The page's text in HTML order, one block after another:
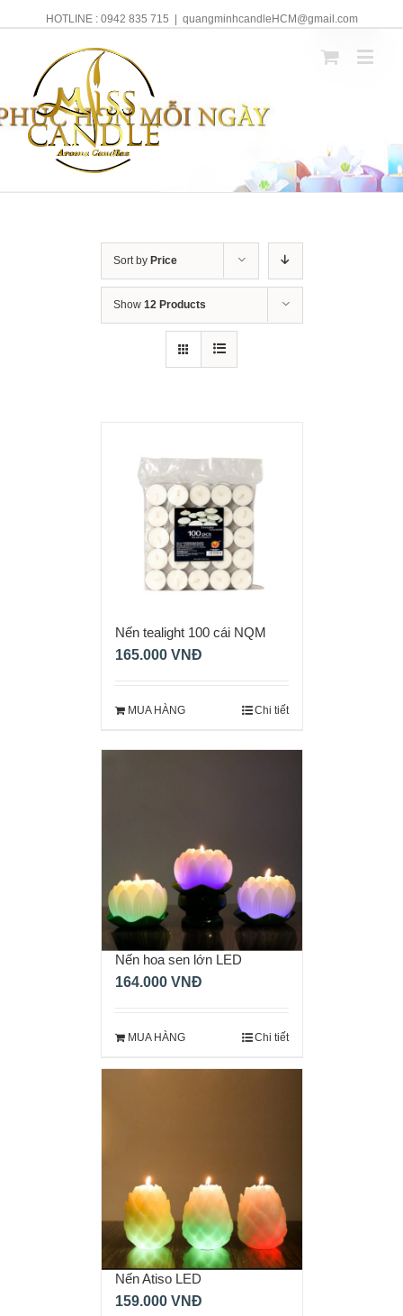
HOTLINE : 0942 835 715 quangminhcandleHCM@gmail.com
Sort by Price
Show 12 Products
Nến tealight 100 cái NQM
0055
165.000 VNĐ
MUA HÀNG Chi tiết
Nến hoa sen lớn LED
164.000 VNĐ
MUA HÀNG Chi tiết
Nến Atiso LED
159.000 VNĐ